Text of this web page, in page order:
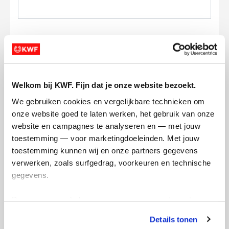
Welkom bij KWF. Fijn dat je onze website bezoekt.
We gebruiken cookies en vergelijkbare technieken om
onze website goed te laten werken, het gebruik van onze
website en campagnes te analyseren en — met jouw
toestemming — voor marketingdoeleinden. Met jouw
toestemming kunnen wij en onze partners gegevens
verwerken, zoals surfgedrag, voorkeuren en technische
gegevens.
tonen. Je kunt je toestemming op elk moment wijzigen of
Details tonen
Ik wil bijdragen aan de transactiekosten
en betaal €0.75 extra.
Doneer nu
Opgehaald
Word lid van ons team